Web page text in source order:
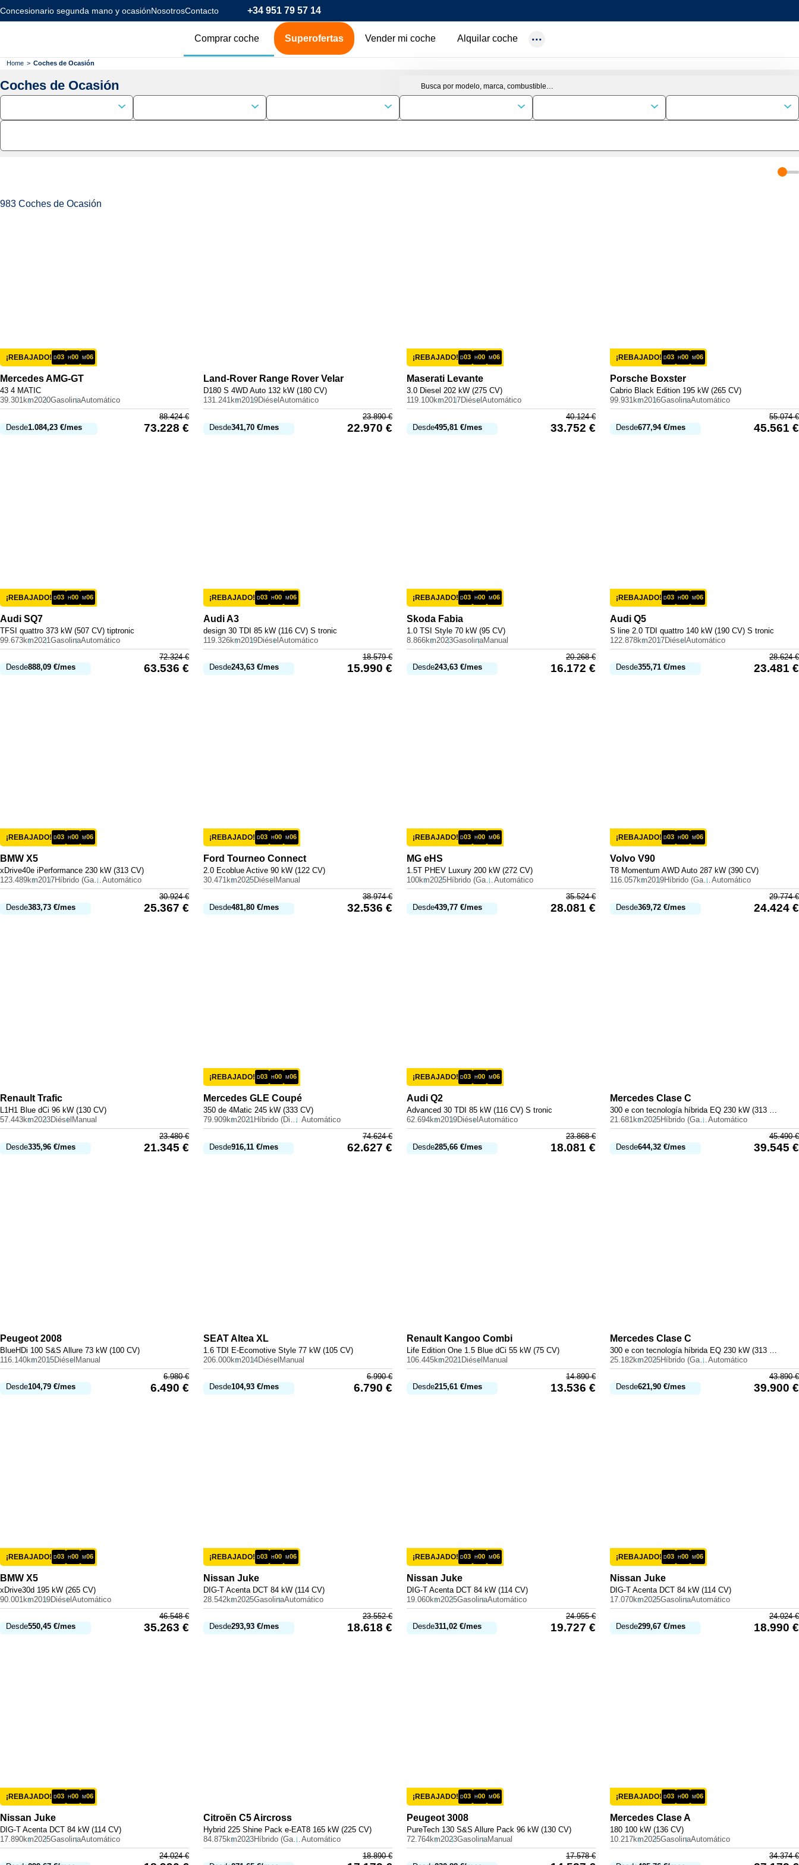
Concesionario segunda mano y ocasiónNosotrosContacto +34 951 79 57 14
Comprar coche
Coches Eléctricos
Superofertas Vender mi coche Alquilar coche
Home > Coches de Ocasión
Coches de Ocasión
983 Coches de Ocasión
¡REBAJADO! D03 H00 M06
MercedesAMG-GT
43 4 MATIC
39.301km2020GasolinaAutomático
Desde1.084,23 €/mes
88.424€
73.228 €
Land-Rover Range Rover Velar
D180 S 4WD Auto 132 kW (180 CV)
131.241km2019Diésel Automático
Desde341,70 €/mes
23.890€
22.970 €
¡REBAJADO! D03 H00 M06
Maserati Levante
3.0 Diesel 202 kW (275 CV)
119.100km2017Diésel Automático
Desde495,81 €/mes
40.124€
33.752 €
¡REBAJADO! D03 H00 M06
Porsche Boxster
Cabrio Black Edition 195 kW (265 CV)
99.931km2016GasolinaAutomático
Desde677,94 €/mes
55.074€
45.561 €
¡REBAJADO! D03 H00 M06
Audi SQ7
TFSI quattro 373 kW (507 CV) tiptronic
99.673km2021GasolinaAutomático
Desde888,09 €/mes
72.324€
63.536 €
¡REBAJADO! D03 H00 M06
AudiA3
design 30 TDI 85 kW (116 CV) S tronic
119.326km2019DiéselAutomático
Desde243,63 €/mes
18.579€
15.990 €
¡REBAJADO! D03 H00 M06
Skoda Fabia
1.0 TSI Style 70 kW (95 CV)
8.866km2023GasolinaManual
Desde243,63 €/mes
20.268€
16.172 €
¡REBAJADO! D03 H00 M06
Audi Q5
S line 2.0 TDI quattro 140 kW (190 CV) S tronic
122.878km2017DiéselAutomático
Desde355,71 €/mes
28.624€
23.481 €
¡REBAJADO! D03 H00 M06
BMW X5
xDrive40e iPerformance 230 kW (313 CV)
123.489km2017 Híbrido (Gasolina) Automático
Desde383,73 €/mes
30.924€
25.367 €
¡REBAJADO! D03 H00 M06
Ford Tourneo Connect
2.0 Ecoblue Active 90 kW (122 CV)
30.471km2025Diésel Manual
Desde481,80 €/mes
38.974€
32.536 €
¡REBAJADO! D03 H00 M06
MG eHS
1.5T PHEV Luxury 200 kW (272 CV)
100km2025 Híbrido (Gasolina) Automático
Desde439,77 €/mes
35.524€
28.081 €
¡REBAJADO! D03 H00 M06
Volvo V90
T8 Momentum AWD Auto 287 kW (390 CV)
116.057km2019 Híbrido (Gasolina) Automático
Desde369,72 €/mes
29.774€
24.424 €
Renault Trafic
L1H1 Blue dCi 96 kW (130 CV)
57.443km2023Diésel Manual
Desde335,96 €/mes
23.480€
21.345 €
¡REBAJADO! D03 H00 M06
Mercedes GLE Coupé
350 de 4Matic 245 kW (333 CV)
79.909km2021 Híbrido (Diesel) Automático
Desde916,11 €/mes
74.624€
62.627 €
¡REBAJADO! D03 H00 M06
Audi Q2
Advanced 30 TDI 85 kW (116 CV) S tronic
62.694km2019Diésel Automático
Desde285,66 €/mes
23.868€
18.081 €
Mercedes Clase C
300 e con tecnología híbrida EQ 230 kW (313 CV)
21.681km2025 Híbrido (Gasolina)Automático
Desde644,32 €/mes
45.490€
39.545 €
Peugeot 2008
BlueHDi 100 S&S Allure 73 kW (100 CV)
116.140km2015DiéselManual
Desde104,79 €/mes
6.980€
6.490 €
SEATAltea XL
1.6 TDI E-Ecomotive Style 77 kW (105 CV)
206.000km2014DiéselManual
Desde104,93 €/mes
6.990€
6.790 €
Renault Kangoo Combi
Life Edition One 1.5 Blue dCi 55 kW (75 CV)
106.445km2021 DiéselManual
Desde215,61 €/mes
14.890€
13.536 €
Mercedes Clase C
25.182km2025 Híbrido (Gasolina) Automático
Desde621,90 €/mes
43.890€
39.900 €
¡REBAJADO! D03 H00 M06
BMW X5
xDrive30d 195 kW (265 CV)
90.001km2019Diésel Automático
Desde550,45 €/mes
46.548€
35.263 €
¡REBAJADO! D03 H00 M06
Nissan Juke
DIG-T Acenta DCT 84 kW (114 CV)
28.542km2025GasolinaAutomático
Desde293,93 €/mes
23.552€
18.618 €
¡REBAJADO! D03 H00 M06
Nissan Juke
DIG-T Acenta DCT 84 kW (114 CV)
19.060km2025GasolinaAutomático
Desde311,02 €/mes
24.955€
19.727 €
¡REBAJADO! D03 H00 M06
Nissan Juke
DIG-T Acenta DCT 84 kW (114 CV)
17.070km2025GasolinaAutomático
Desde299,67 €/mes
24.024€
18.990 €
¡REBAJADO! D03 H00 M06
Nissan Juke
DIG-T Acenta DCT 84 kW (114 CV)
17.890km2025GasolinaAutomático
24.024€
Citroën C5 Aircross
Hybrid 225 Shine Pack e-EAT8 165 kW (225 CV)
84.875km2023 Híbrido (Gasolina)Automático
18.890€
¡REBAJADO! D03 H00 M06
Peugeot 3008
PureTech 130 S&S Allure Pack 96 kW (130 CV)
72.764km2023GasolinaManual
17.578€
¡REBAJADO! D03 H00 M06
Mercedes Clase A
180 100 kW (136 CV)
10.217km2025GasolinaAutomático
34.374€